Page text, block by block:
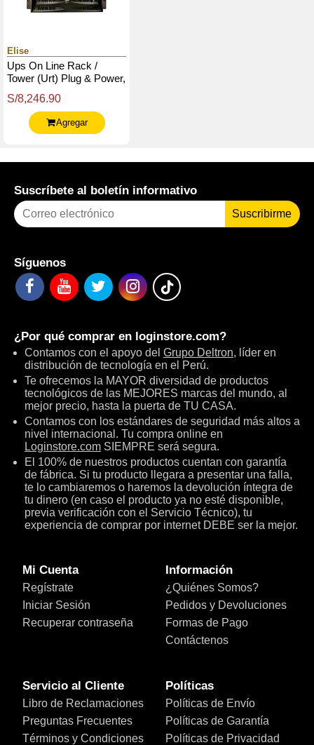
Elise
Ups On Line Rack /
Tower (Urt) Plug & Power,
Usb, Rs-232 (Db-9)
S/8,246.90
Agregar
Suscríbete al boletín informativo
Suscribirme
Síguenos
¿Por qué comprar en loginstore.com?
Contamos con el apoyo del Grupo Deltron, líder en
distribución de tecnología en el Perú.
Te ofrecemos la MAYOR diversidad de productos
tecnológicos de las MEJORES marcas del mundo, al
mejor precio, hasta la puerta de TU CASA.
Contamos con los estándares de seguridad más altos a
nivel internacional. Tu compra online en
Loginstore.com SIEMPRE será segura.
El 100% de nuestros productos cuentan con garantía
de fábrica. Si tu producto llegara a presentar una falla,
te lo cambiaremos o haremos la devolución íntegra de
tu dinero (en caso el producto ya no esté disponible,
previa verificación con el Servicio Técnico), tu
experiencia de comprar por internet DEBE ser la mejor.
Mi Cuenta
Regístrate
Iniciar Sesión
Recuperar contraseña
Información
¿Quiénes Somos?
Pedidos y Devoluciones
Formas de Pago
Contáctenos
Servicio al Cliente
Libro de Reclamaciones
Preguntas Frecuentes
Términos y Condiciones
Políticas
Políticas de Envío
Políticas de Garantía
Políticas de Privacidad